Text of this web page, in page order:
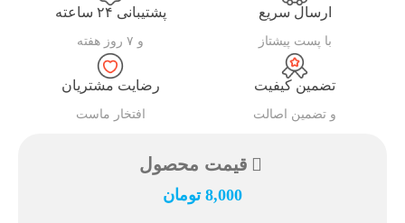
ارسال سریع
با پست پیشتاز
پشتیبانی ۲۴ ساعته
و ۷ روز هفته
تضمین کیفیت
و تضمین اصالت
رضایت مشتریان
افتخار ماست
قیمت محصول
8,000 تومان